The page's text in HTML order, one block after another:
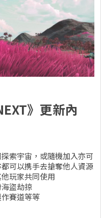
》更新內
索宇宙，或隨機加入亦可
可以携手去搶奪他人資源
玩家共同使用
盜劫掠
賽道等等